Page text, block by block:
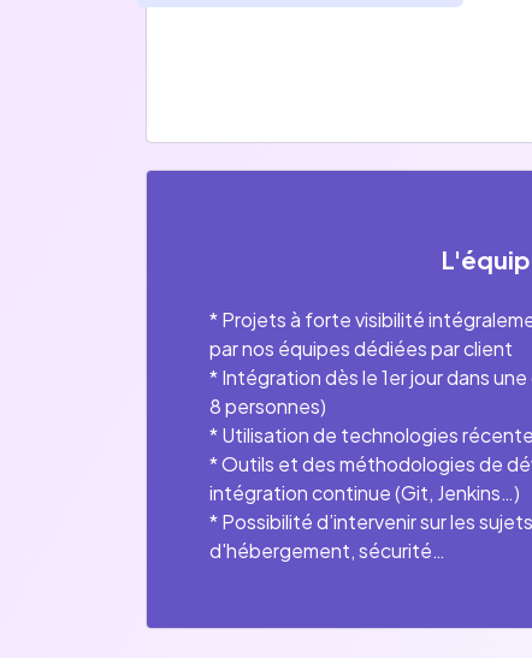
* Projets à forte visibilité
par nos équipes dédiées par client
* Intégration dès le 1er jour dans
8 personnes)
* Utilisation de technologies
* Outils et des méthodologies de
intégration continue (Git, Jenkins…)
* Possibilité d’intervenir sur les